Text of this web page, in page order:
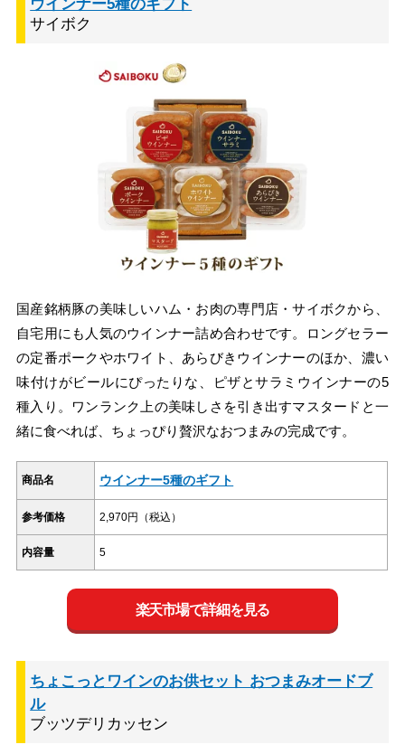
ウインナー5種のギフト
サイボク
国産銘柄豚の美味しいハム・お肉の専門店・サイボクから、
自宅用にも人気のウインナー詰め合わせです。ロングセラー
の定番ポークやホワイト、あらびきウインナーのほか、濃い
味付けがビールにぴったりな、ピザとサラミウインナーの5
種入り。ワンランク上の美味しさを引き出すマスタードと一
緒に食べれば、ちょっぴり贅沢なおつまみの完成です。
商品名 ウインナー5種のギフト
参考価格 2,970円（税込）
内容量 5
楽天市場で詳細を見る
ちょこっとワインのお供セット おつまみオードブ
ル
ブッツデリカッセン